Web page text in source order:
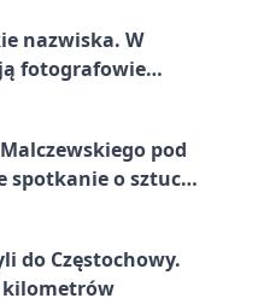
nazwiska. W
fotografowie
pod
spotkanie o sztuce
do Częstochowy.
kilometrów